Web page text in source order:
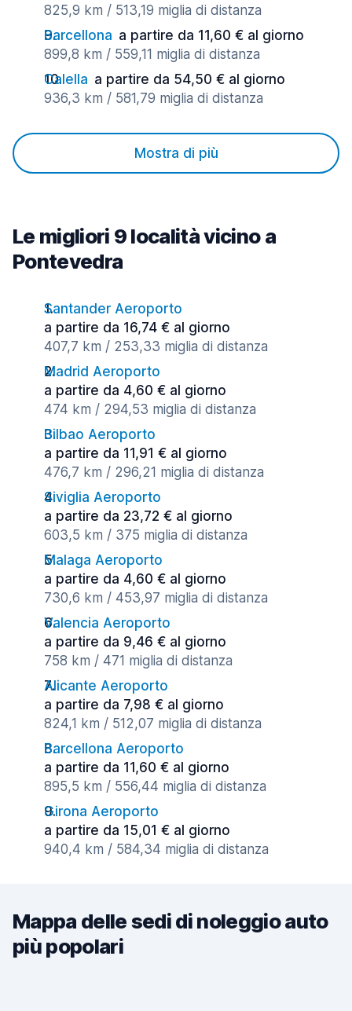
825,9 km / 513,19 miglia di distanza
Barcellona a partire da 11,60 € al giorno
899,8 km / 559,11 miglia di distanza
Calella a partire da 54,50 € al giorno
936,3 km / 581,79 miglia di distanza
Mostra di più
Le migliori 9 località vicino a
Pontevedra
Santander Aeroporto
a partire da 16,74 € al giorno
407,7 km / 253,33 miglia di distanza
Madrid Aeroporto
a partire da 4,60 € al giorno
474 km / 294,53 miglia di distanza
Bilbao Aeroporto
a partire da 11,91 € al giorno
476,7 km / 296,21 miglia di distanza
Siviglia Aeroporto
a partire da 23,72 € al giorno
603,5 km / 375 miglia di distanza
Malaga Aeroporto
a partire da 4,60 € al giorno
730,6 km / 453,97 miglia di distanza
Valencia Aeroporto
a partire da 9,46 € al giorno
758 km / 471 miglia di distanza
Alicante Aeroporto
a partire da 7,98 € al giorno
824,1 km / 512,07 miglia di distanza
Barcellona Aeroporto
a partire da 11,60 € al giorno
895,5 km / 556,44 miglia di distanza
Girona Aeroporto
a partire da 15,01 € al giorno
940,4 km / 584,34 miglia di distanza
Mappa delle sedi di noleggio auto
più popolari